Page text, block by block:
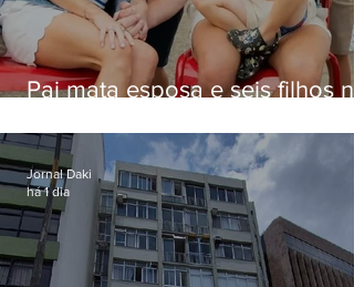
Pai mata esposa e seis filhos
Jornal Daki
há 1 dia